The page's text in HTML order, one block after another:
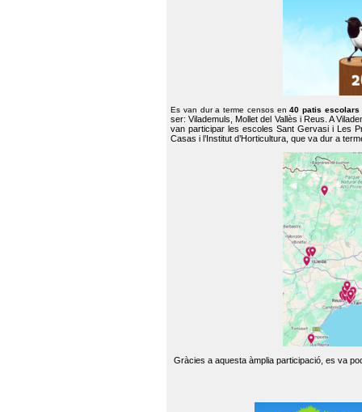
Es van dur a terme censos en40 patis escolars
ser: Vilademuls, Mollet del Vallès i Reus. A
van participar les escoles Sant Gervasi i Les
Casas i l’Institut d’Horticultura, que va dur a
Gràcies a aquesta àmplia participació, es va